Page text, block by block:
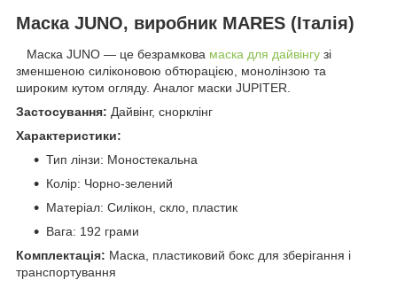
Маска JUNO, виробник MARES (Італія)
Маска JUNO — це безрамкова маска для дайвінгу зі
зменшеною силіконовою обтюрацією, монолінзою та
широким кутом огляду. Аналог маски JUPITER.
Застосування: Дайвінг, снорклінг
Характеристики:
Тип лінзи: Моностекальна
Колір: Чорно-зелений
Матеріал: Силікон, скло, пластик
Вага: 192 грами
Комплектація: Маска, пластиковий бокс для зберігання і
транспортування